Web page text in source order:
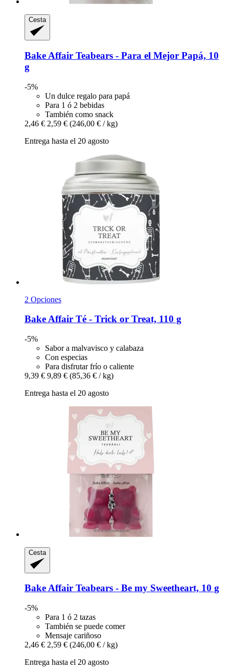
Cesta
Bake Affair Teabears -​ Para el Mejor Papá, 10
g
-5%
Un dulce regalo para papá
Para 1 ó 2 bebidas
También como snack
2,46 € 2,59 € (246,00 € / kg)
Entrega hasta el 20 agosto
2 Opciones
Bake Affair Té -​ Trick or Treat, 110 g
-5%
Sabor a malvavisco y calabaza
Con especias
Para disfrutar frío o caliente
9,39 € 9,89 € (85,36 € / kg)
Entrega hasta el 20 agosto
Cesta
Bake Affair Teabears -​ Be my Sweetheart, 10 g
-5%
Para 1 ó 2 tazas
También se puede comer
Mensaje cariñoso
2,46 € 2,59 € (246,00 € / kg)
Entrega hasta el 20 agosto